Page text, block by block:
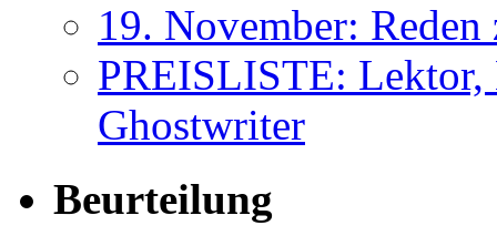
19. November:
PREISLISTE: Lektor,
Ghostwriter
Beurteilung